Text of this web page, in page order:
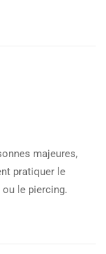
majeures,
pratiquer le
le piercing.